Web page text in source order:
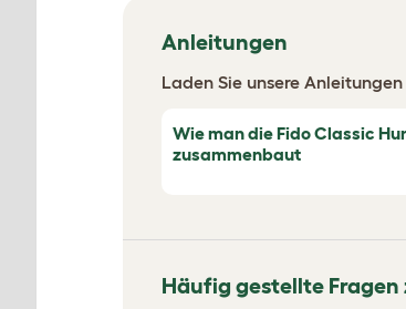
Anleitungen
Laden Sie unsere
Wie man die Fido Classic
zusammenbaut
Häufig gestellte Fragen